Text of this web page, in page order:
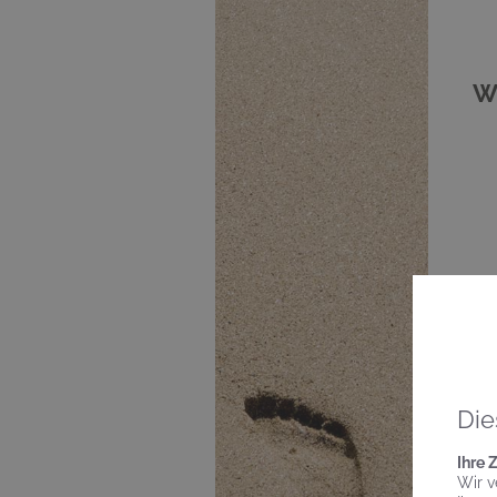
Ihre
Wir